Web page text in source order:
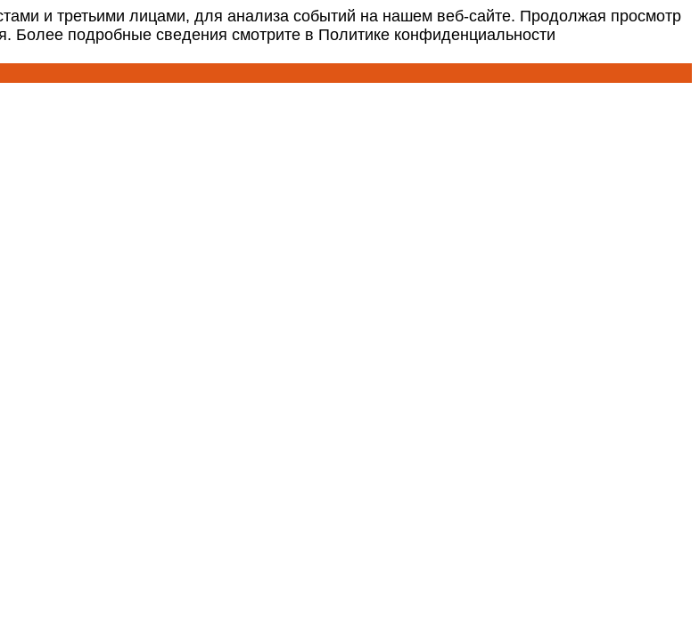
и третьими лицами, для анализа событий на нашем веб-сайте. Продолжая просмотр
Более подробные сведения смотрите в Политике конфиденциальности